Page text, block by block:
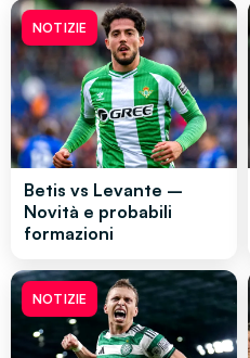
NOTIZIE
Betis vs Levante –
Novità e probabili
formazioni
NOTIZIE